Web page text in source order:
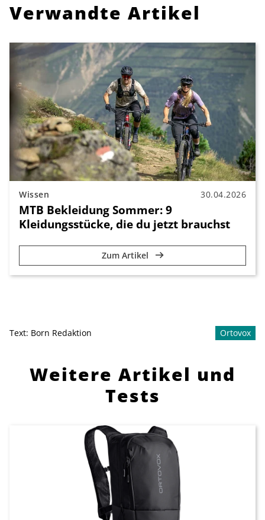
Verwandte Artikel
Wissen 30.04.2026
MTB Bekleidung Sommer: 9
Kleidungsstücke, die du jetzt brauchst
Zum Artikel
Text: Born Redaktion Ortovox
Weitere Artikel und
Tests